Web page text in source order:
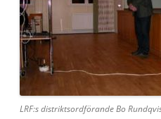
LRF:s distriktsordförande Bo